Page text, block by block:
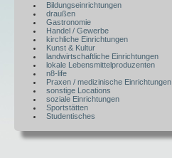
Bildungseinrichtungen
draußen
Gastronomie
Handel / Gewerbe
kirchliche Einrichtungen
Kunst & Kultur
landwirtschaftliche Einrichtungen
lokale Lebensmittelproduzenten
n8-life
Praxen / medizinische Einrichtungen
sonstige Locations
soziale Einrichtungen
Sportstätten
Studentisches